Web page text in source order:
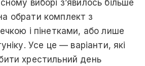
виборі з’явилось більше
обрати комплект з
і пінетками, або лише
Усе це — варіанти, які
хрестильний день